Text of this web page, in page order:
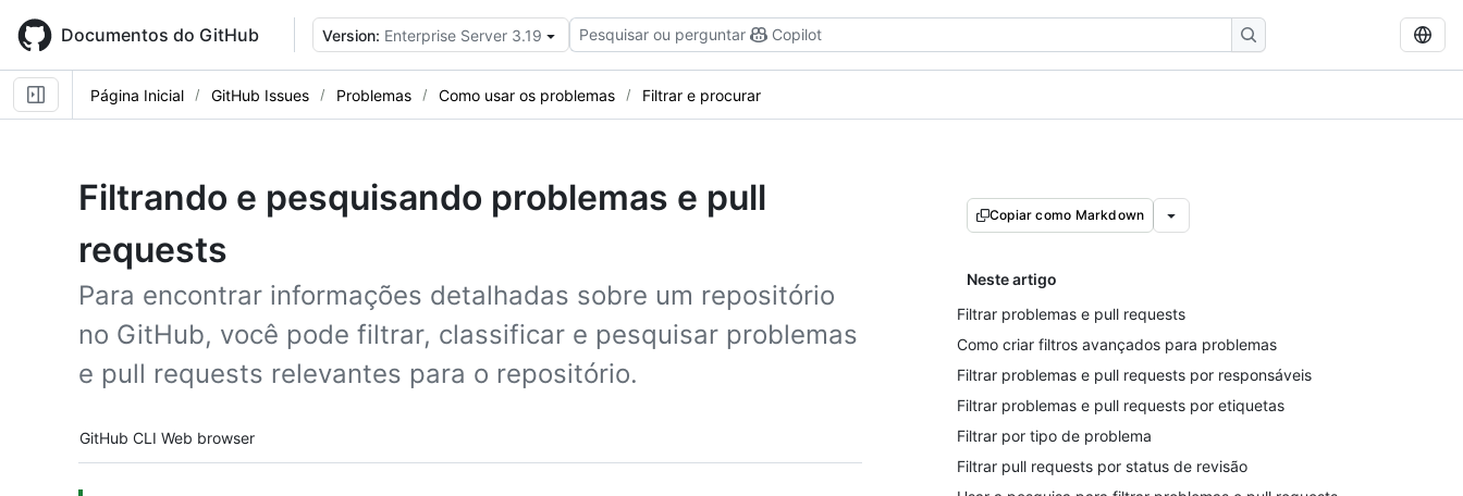
main
content
Documentos do GitHub Version: Enterprise Server 3.19 Pesquisar ou perguntar Copilot
Página Inicial GitHub Issues Problemas Como usar os problemas Filtrar e procurar
Filtrando e pesquisando problemas e pull
requests
Para encontrar informações detalhadas sobre um repositório
no GitHub, você pode filtrar, classificar e pesquisar problemas
e pull requests relevantes para o repositório.
Tool navigation
GitHub CLI Web browser
Copiar como Markdown
Neste artigo
Filtrar problemas e pull requests
Como criar filtros avançados para problemas
Filtrar problemas e pull requests por responsáveis
Filtrar problemas e pull requests por etiquetas
Filtrar por tipo de problema
Filtrar pull requests por status de revisão